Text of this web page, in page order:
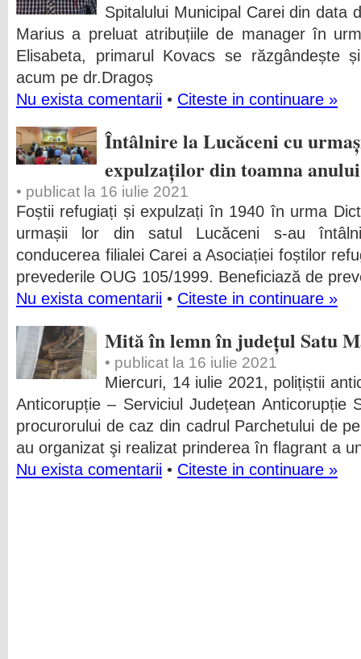
Spitalului Municipal Carei din data
Marius a preluat atribuțiile de manager în
Elisabeta, primarul Kovacs se răzgândește
acum pe dr.Dragoș
Nu exista comentarii • Citeste in continuare »
Întâlnire la Lucăceni cu
expulzaților din toamna
• publicat la 16 iulie 2021
Foștii refugiați și expulzați în 1940 în urma
urmașii lor din satul Lucăceni s-au
conducerea filialei Carei a Asociației foștilor
prevederile OUG 105/1999. Beneficiază de
Nu exista comentarii • Citeste in continuare »
Mită în lemn în județul Satu
• publicat la 16 iulie 2021
Miercuri, 14 iulie 2021, polițiștii
Anticorupție – Serviciul Județean Anticorupție
procurorului de caz din cadrul Parchetului de
au organizat şi realizat prinderea în flagrant a
Nu exista comentarii • Citeste in continuare »